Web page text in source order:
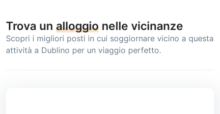
Trova un alloggio nelle vicinanze
Scopri i migliori posti in cui soggiornare vicino a questa
attività a Dublino per un viaggio perfetto.